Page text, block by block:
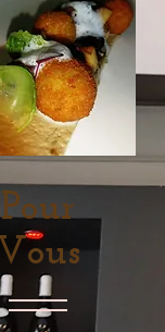
Pour
Vous